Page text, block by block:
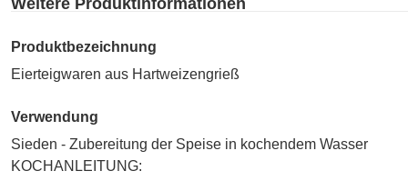
Weitere Produktinformationen
Produktbezeichnung
Eierteigwaren aus Hartweizengrieß
Verwendung
Sieden - Zubereitung der Speise in kochendem Wasser
KOCHANLEITUNG: